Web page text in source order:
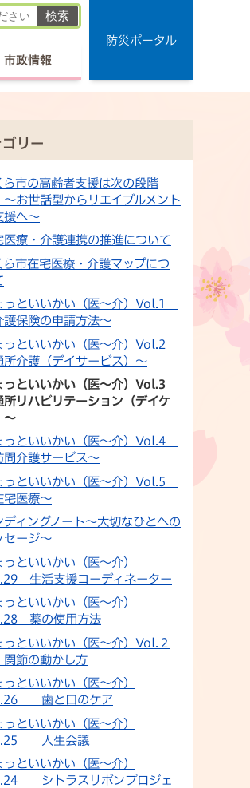
市政情報
防災ポータル
リー
ら市の高齢者支援は次の段階
～お世話型からリエイブルメント
援へ～
医療・介護連携の推進について
ら市在宅医療・介護マップにつ
っといいかい（医～介）Vol.1
護保険の申請方法～
っといいかい（医～介）Vol.2
所介護（デイサービス）～
っといいかい（医～介）Vol.3
所リハビリテーション（デイケ
～
っといいかい（医～介）Vol.4
問介護サービス～
っといいかい（医～介）Vol.5
宅医療～
ディングノート～大切なひとへの
セージ～
っといいかい（医～介）
生活支援コーディネーター
っといいかい（医～介）
薬の使用方法
っといいかい（医～介）Vol.２
節の動かし方
っといいかい（医～介）
歯と口のケア
っといいかい（医～介）
人生会議
っといいかい（医～介）
シトラスリボンプロジェ